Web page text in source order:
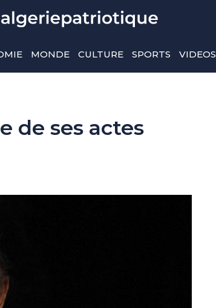
MONDE CULTURE SPORTS VIDEOS
de ses actes